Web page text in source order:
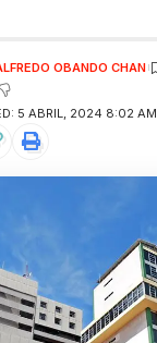
5 ABRIL, 2024 8:02 AM
OBANDO CHAN